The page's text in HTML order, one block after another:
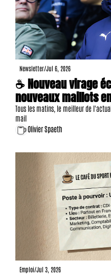
Newsletter/Jul 6, 2026
☕ Nouveau virage
nouveaux maillots
emblème à
etc.
Tous les matins, le meilleur de
mail
Olivier Spaeth
Emploi/Jul 3, 2026